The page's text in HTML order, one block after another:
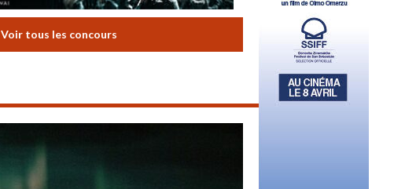
Voir tous les concours